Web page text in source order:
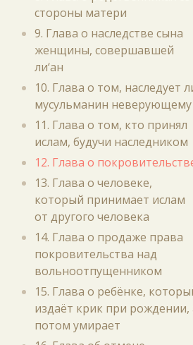
стороны матери
9. Глава о наследстве сына
женщины, совершавшей
ли‘ан
10. Глава о том, наследует
мусульманин неверующему
11. Глава о том, кто принял
ислам, будучи наследником
12. Глава о
13. Глава о человеке,
который принимает ислам
от другого человека
14. Глава о продаже права
покровительства над
вольноотпущенником
15. Глава о ребёнке,
издаёт крик при рождении,
потом умирает